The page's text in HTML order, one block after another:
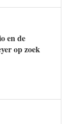
en de
op zoek